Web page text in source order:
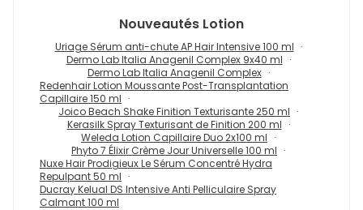
Nouveautés Lotion
Uriage Sérum anti-chute AP Hair Intensive 100 ml
Dermo Lab Italia Anagenil Complex 9x40 ml
Dermo Lab Italia Anagenil Complex
Redenhair Lotion Moussante Post-Transplantation
Capillaire 150 ml
Joico Beach Shake Finition Texturisante 250 ml
Kerasilk Spray Texturisant de Finition 200 ml
Weleda Lotion Capillaire Duo 2x100 ml
Phyto 7 Élixir Crème Jour Universelle 100 ml
Nuxe Hair Prodigieux Le Sérum Concentré Hydra
Repulpant 50 ml
Ducray Kelual DS Intensive Anti Pelliculaire Spray
Calmant 100 ml